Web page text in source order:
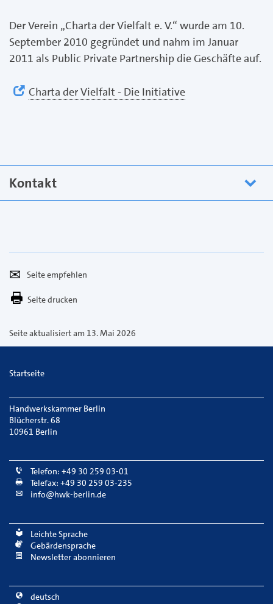
Der Verein „Charta der Vielfalt e. V.“ wurde am 10.
September 2010 gegründet und nahm im Januar
2011 als Public Private Partnership die Geschäfte auf.
Charta der Vielfalt - Die Initiative
Kontakt
empfehlen
Per
E-
versenden
Seite drucken
Seite aktualisiert am 13. Mai 2026
Startseite
Handwerkskammer Berlin
Blücherstr. 68
10961 Berlin
Telefon: +49 30 259 03-01
Telefax: +49 30 259 03-235
info@hwk-berlin.de
Leichte Sprache
Gebärdensprache
Newsletter abonnieren
deutsch